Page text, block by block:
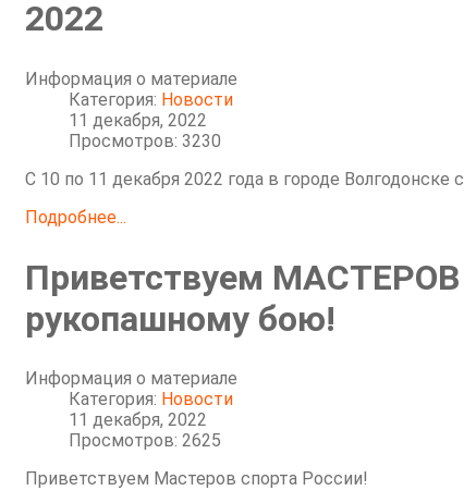
2022
Информация о материале
Категория: Новости
11 декабря, 2022
Просмотров: 3230
С 10 по 11 декабря 2022 года в городе
Подробнее...
Приветствуем МАСТЕРОВ
рукопашному бою!
Информация о материале
Категория: Новости
11 декабря, 2022
Просмотров: 2625
Приветствуем Мастеров спорта России!